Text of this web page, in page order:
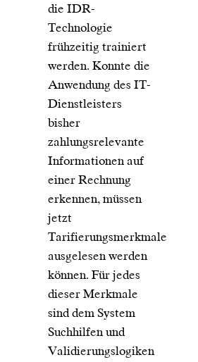
die IDR-
Technologie
frühzeitig trainiert
werden. Konnte die
Anwendung des IT-
Dienstleisters
bisher
zahlungsrelevante
Informationen auf
einer Rechnung
erkennen, müssen
jetzt
Tarifierungsmerkmale
ausgelesen werden
können. Für jedes
dieser Merkmale
sind dem System
Suchhilfen und
Validierungslogiken